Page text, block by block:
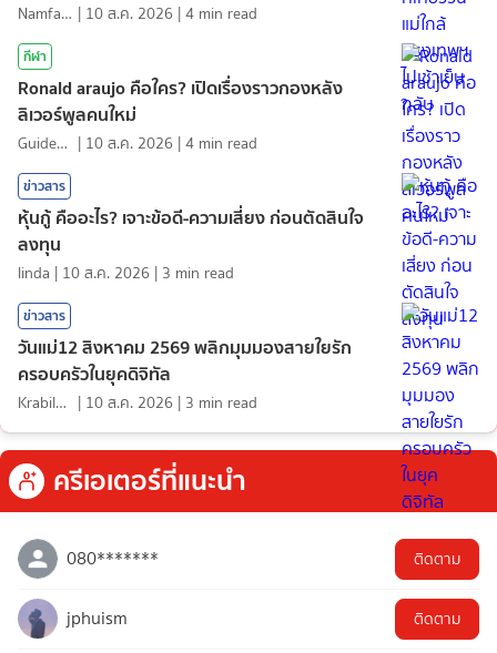
NamfahPhupha | 10 ส.ค. 2026 |4 min read
กีฬา
Ronald araujo คือใคร? เปิดเรื่องราวกองหลัง
ลิเวอร์พูลคนใหม่
GuideKop | 10 ส.ค. 2026 |4 min read
ข่าวสาร
หุ้นกู้ คืออะไร? เจาะข้อดี-ความเสี่ยง ก่อนตัดสินใจ
ลงทุน
linda | 10 ส.ค. 2026 | 3 min read
ข่าวสาร
วันแม่12 สิงหาคม 2569 พลิกมุมมองสายใยรัก
ครอบครัวในยุคดิจิทัล
KrabiInsight | 10 ส.ค. 2026 | 3 min read
ครีเอเตอร์ที่แนะนำ
080******* ติดตาม
jphuism ติดตาม